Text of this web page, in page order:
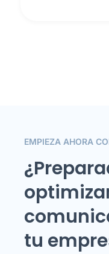
EMPIEZA AHORA
tu